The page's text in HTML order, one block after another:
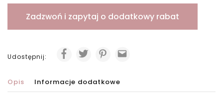
Zadzwoń i zapytaj o dodatkowy rabat
Udostępnij:
Opis Informacje dodatkowe